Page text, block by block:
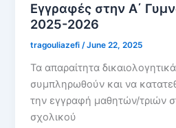
Εγγραφές στην Α΄
2025-2026
tragouliazefi/June 22, 2025
Τα απαραίτητα
συμπληρωθούν και να
την εγγραφή μαθητών/τριών
σχολικού